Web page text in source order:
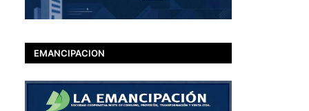
EMANCIPACION